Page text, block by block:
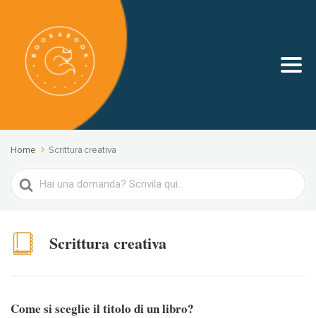
Home Scrittura creativa
Search
For
Scrittura creativa
Come si sceglie il titolo di un libro?